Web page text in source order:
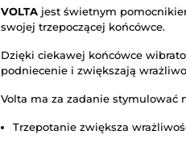
VOLTA jest świetnym
swojej trzepoczącej końcówce.
Dzięki ciekawej końcówce
podniecenie i zwiększają
Volta ma za zadanie stymulować
Trzepotanie zwiększa